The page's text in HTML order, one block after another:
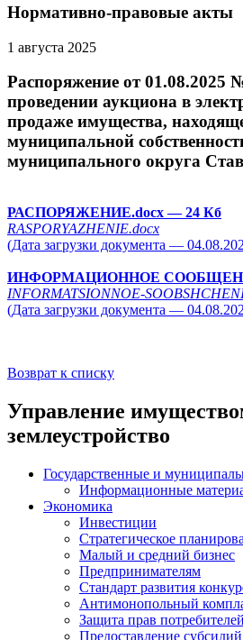
Нормативно-правовые акты
1 августа 2025
Распоряжение от 01.08.2025
проведении аукциона в
продаже имущества,
муниципальной
муниципального округа
РАСПОРЯЖЕНИЕ.docx— 24 Кб
RASPORYAZHENIE.docx
(Дата загрузки документа —
ИНФОРМАЦИОННОЕ
INFORMATSIONNOE-
(Дата загрузки документа —
Возврат к списку
Управление
землеустройство
Государственные и
Информационные
Экономика
Инвестиции
Стратегическое
Малый и средний бизнес
Предпринимателям
Стандарт развития
Антимонопольный
Защита прав потребителей
Предоставление